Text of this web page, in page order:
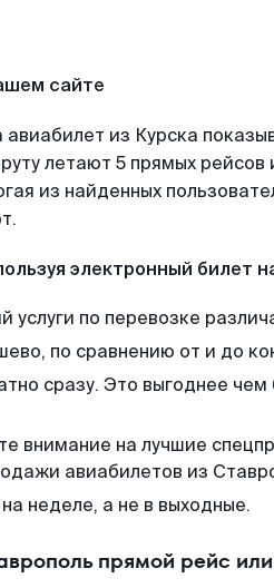
сайте
авиабилет из Курска
летают 5 прямых рейсов
из найденных
электронный билет
услуги по перевозке
по сравнению от и до
сразу. Это выгоднее
внимание на лучшие
авиабилетов из
неделе, а не в выходные.
прямой рейс